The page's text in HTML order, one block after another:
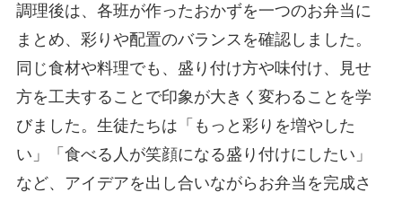
調理後は、各班が作ったおかずを一つのお弁当に
まとめ、彩りや配置のバランスを確認しました。
同じ食材や料理でも、盛り付け方や味付け、見せ
方を工夫することで印象が大きく変わることを学
びました。生徒たちは「もっと彩りを増やした
い」「食べる人が笑顔になる盛り付けにしたい」
など、アイデアを出し合いながらお弁当を完成さ